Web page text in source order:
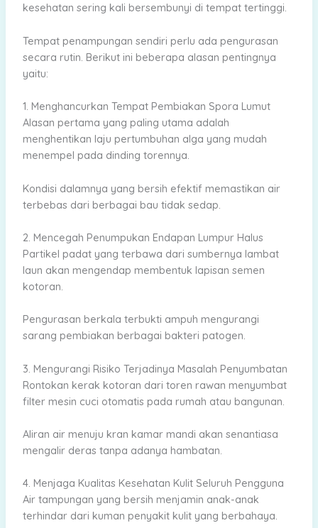
kesehatan sering kali bersembunyi di tempat tertinggi.
Tempat penampungan sendiri perlu ada pengurasan
secara rutin. Berikut ini beberapa alasan pentingnya
yaitu:
1. Menghancurkan Tempat Pembiakan Spora Lumut
Alasan pertama yang paling utama adalah
menghentikan laju pertumbuhan alga yang mudah
menempel pada dinding torennya.
Kondisi dalamnya yang bersih efektif memastikan air
terbebas dari berbagai bau tidak sedap.
2. Mencegah Penumpukan Endapan Lumpur Halus
Partikel padat yang terbawa dari sumbernya lambat
laun akan mengendap membentuk lapisan semen
kotoran.
Pengurasan berkala terbukti ampuh mengurangi
sarang pembiakan berbagai bakteri patogen.
3. Mengurangi Risiko Terjadinya Masalah Penyumbatan
Rontokan kerak kotoran dari toren rawan menyumbat
filter mesin cuci otomatis pada rumah atau bangunan.
Aliran air menuju kran kamar mandi akan senantiasa
mengalir deras tanpa adanya hambatan.
4. Menjaga Kualitas Kesehatan Kulit Seluruh Pengguna
Air tampungan yang bersih menjamin anak-anak
terhindar dari kuman penyakit kulit yang berbahaya.